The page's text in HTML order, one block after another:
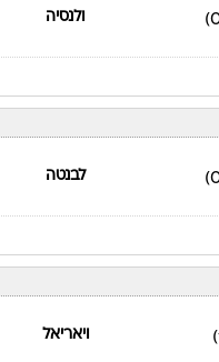
ולנסיה
לבנטה
ויאריאל